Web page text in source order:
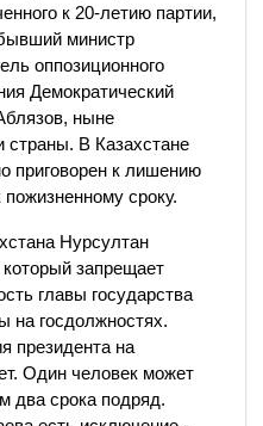
к 20-летию партии,
министр
оппозиционного
Демократический
ныне
В Казахстане
приговорен к лишению
сроку.
Нурсултан
запрещает
главы государства
на госдолжностях.
президента на
Один человек может
два срока подряд.